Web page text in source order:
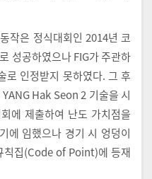
작은 정식대회인 2014년 코
성공하였으나 FIG가 주관하
로 인정받지 못하였다. 그 후
Hak Seon 2 기술을 시
에 제출하여 난도 가치점을
에 임했으나 경기 시 엉덩이
칙집(Code of Point)에 등재